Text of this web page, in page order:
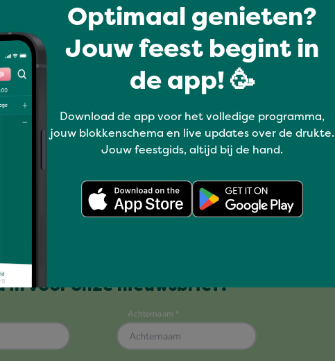
Optimaal genieten?
Jouw feest begint in
de app! 🥳
Download de app voor het volledige programma,
jouw blokkenschema en live updates over de drukte.
Jouw feestgids, altijd bij de hand.
date?
in voor onze nieuwsbrief!